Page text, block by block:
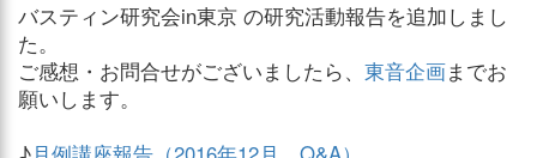
バスティン研究会in東京 の研究活動報告を追加しまし
た。
ご感想・お問合せがございましたら、 東音企画までお
願いします。